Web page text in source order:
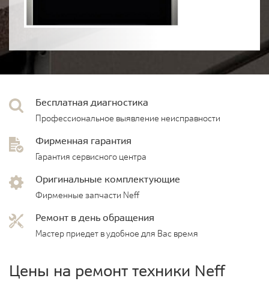
Бесплатная диагностика
Профессиональное выявление неисправности
Фирменная гарантия
Гарантия сервисного центра
Оригинальные комплектующие
Фирменные запчасти Neff
Ремонт в день обращения
Мастер приедет в удобное для Вас время
Цены на ремонт техники Neff